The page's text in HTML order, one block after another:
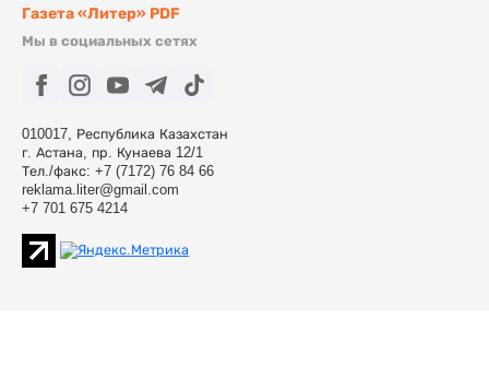
Газета «Литер» PDF
Мы в социальных сетях
010017, Республика Казахстан
г. Астана, пр. Кунаева 12/1
Тел./факс: +7 (7172) 76 84 66
reklama.liter@gmail.com
+7 701 675 4214